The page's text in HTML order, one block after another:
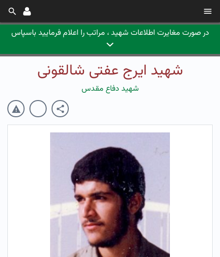
در صورت مغایرت اطلاعات شهید ، مراتب را اعلام فرمایید باسپاس
شهید ایرج عفتی شالقونی
شهید دفاع مقدس